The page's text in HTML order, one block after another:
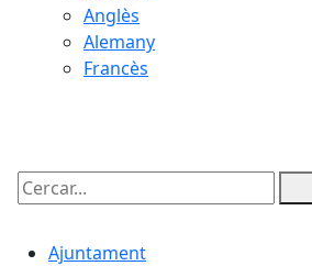
Anglès
Alemany
Francès
Cercar:
Ajuntament